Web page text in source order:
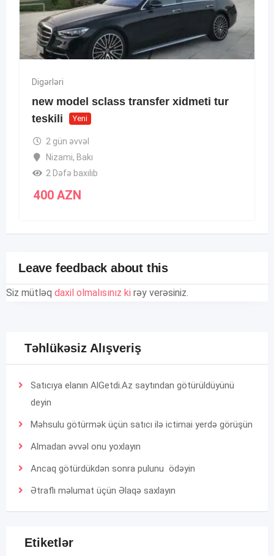
Digərləri
new model sclass transfer xidmeti tur
teskili
Yeni
2 gün əvvəl
Nizami, Bakı
2 Dəfə baxılıb
400 AZN
Leave feedback about this
Siz mütləq daxil olmalısınız ki rəy verəsiniz.
Təhlükəsiz Alışveriş
Satıcıya elanın AlGetdi.Az saytından götürüldüyünü
deyin
Məhsulu götürmək üçün satıcı ilə ictimai yerdə görüşün
Almadan əvvəl onu yoxlayın
Ancaq götürdükdən sonra pulunu ödəyin
Ətraflı məlumat üçün Əlaqə saxlayın
Etiketlər